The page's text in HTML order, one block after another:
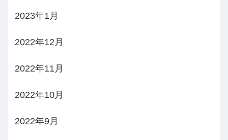
2023年1月
2022年12月
2022年11月
2022年10月
2022年9月